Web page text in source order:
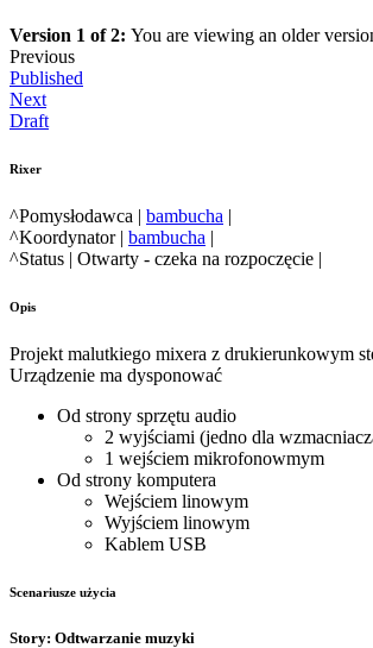
Version 1 of 2: You are viewing an older
Previous
Published
Next
Draft
Rixer
^Pomysłodawca | bambucha |
^Koordynator | bambucha |
^Status | Otwarty - czeka na rozpoczęcie |
Opis
Projekt malutkiego mixera z drukierunkowym
Urządzenie ma dysponować
Od strony sprzętu audio
2 wyjściami (jedno dla
1 wejściem mikrofonowmym
Od strony komputera
Wejściem linowym
Wyjściem linowym
Kablem USB
Scenariusze użycia
Story: Odtwarzanie muzyki